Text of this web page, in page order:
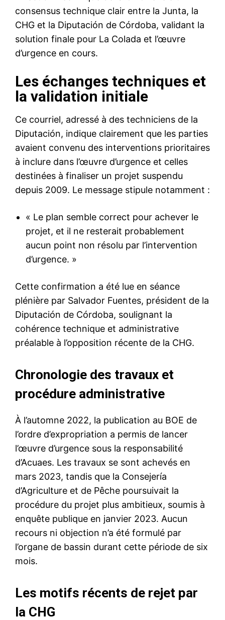
consensus technique clair entre la Junta, la
CHG et la Diputación de Córdoba, validant la
solution finale pour La Colada et l’œuvre
d’urgence en cours.
Les échanges techniques et
la validation initiale
Ce courriel, adressé à des techniciens de la
Diputación, indique clairement que les parties
avaient convenu des interventions prioritaires
à inclure dans l’œuvre d’urgence et celles
destinées à finaliser un projet suspendu
depuis 2009. Le message stipule notamment :
« Le plan semble correct pour achever le
projet, et il ne resterait probablement
aucun point non résolu par l’intervention
d’urgence. »
Cette confirmation a été lue en séance
plénière par Salvador Fuentes, président de la
Diputación de Córdoba, soulignant la
cohérence technique et administrative
préalable à l’opposition récente de la CHG.
Chronologie des travaux et
procédure administrative
À l’automne 2022, la publication au BOE de
l’ordre d’expropriation a permis de lancer
l’œuvre d’urgence sous la responsabilité
d’Acuaes. Les travaux se sont achevés en
mars 2023, tandis que la Consejería
d’Agriculture et de Pêche poursuivait la
procédure du projet plus ambitieux, soumis à
enquête publique en janvier 2023. Aucun
recours ni objection n’a été formulé par
l’organe de bassin durant cette période de six
mois.
Les motifs récents de rejet par
la CHG